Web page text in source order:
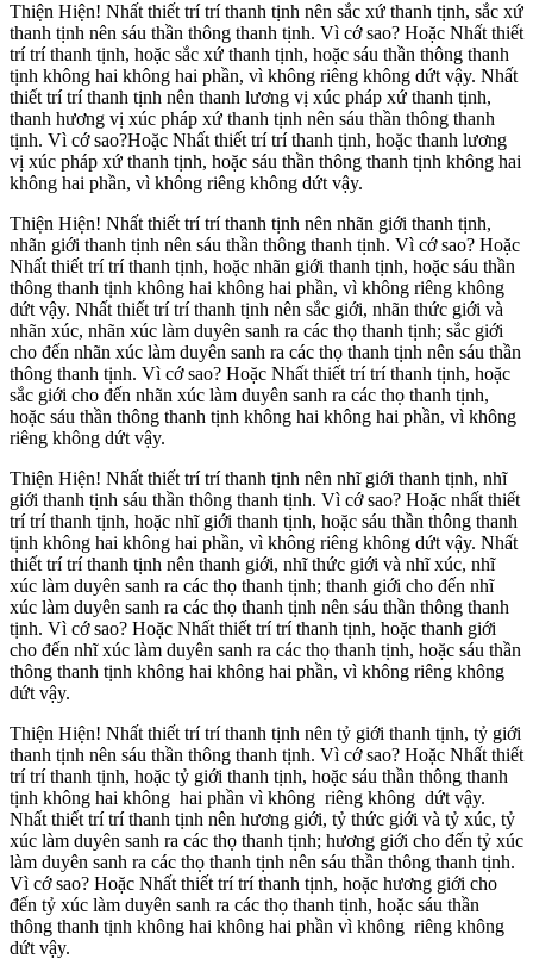
Thiện Hiện! Nhất thiết trí trí thanh tịnh nên sắc xứ thanh tịnh, sắc xứ
thanh tịnh nên sáu thần thông thanh tịnh. Vì cớ sao? Hoặc Nhất thiết
trí trí thanh tịnh, hoặc sắc xứ thanh tịnh, hoặc sáu thần thông thanh
tịnh không hai không hai phần, vì không riêng không dứt vậy. Nhất
thiết trí trí thanh tịnh nên thanh lương vị xúc pháp xứ thanh tịnh,
thanh hương vị xúc pháp xứ thanh tịnh nên sáu thần thông thanh
tịnh. Vì cớ sao?Hoặc Nhất thiết trí trí thanh tịnh, hoặc thanh lương
vị xúc pháp xứ thanh tịnh, hoặc sáu thần thông thanh tịnh không hai
không hai phần, vì không riêng không dứt vậy.
Thiện Hiện! Nhất thiết trí trí thanh tịnh nên nhãn giới thanh tịnh,
nhãn giới thanh tịnh nên sáu thần thông thanh tịnh. Vì cớ sao? Hoặc
Nhất thiết trí trí thanh tịnh, hoặc nhãn giới thanh tịnh, hoặc sáu thần
thông thanh tịnh không hai không hai phần, vì không riêng không
dứt vậy. Nhất thiết trí trí thanh tịnh nên sắc giới, nhãn thức giới và
nhãn xúc, nhãn xúc làm duyên sanh ra các thọ thanh tịnh; sắc giới
cho đến nhãn xúc làm duyên sanh ra các thọ thanh tịnh nên sáu thần
thông thanh tịnh. Vì cớ sao? Hoặc Nhất thiết trí trí thanh tịnh, hoặc
sắc giới cho đến nhãn xúc làm duyên sanh ra các thọ thanh tịnh,
hoặc sáu thần thông thanh tịnh không hai không hai phần, vì không
riêng không dứt vậy.
Thiện Hiện! Nhất thiết trí trí thanh tịnh nên nhĩ giới thanh tịnh, nhĩ
giới thanh tịnh sáu thần thông thanh tịnh. Vì cớ sao? Hoặc nhất thiết
trí trí thanh tịnh, hoặc nhĩ giới thanh tịnh, hoặc sáu thần thông thanh
tịnh không hai không hai phần, vì không riêng không dứt vậy. Nhất
thiết trí trí thanh tịnh nên thanh giới, nhĩ thức giới và nhĩ xúc, nhĩ
xúc làm duyên sanh ra các thọ thanh tịnh; thanh giới cho đến nhĩ
xúc làm duyên sanh ra các thọ thanh tịnh nên sáu thần thông thanh
tịnh. Vì cớ sao? Hoặc Nhất thiết trí trí thanh tịnh, hoặc thanh giới
cho đến nhĩ xúc làm duyên sanh ra các thọ thanh tịnh, hoặc sáu thần
thông thanh tịnh không hai không hai phần, vì không riêng không
dứt vậy.
Thiện Hiện! Nhất thiết trí trí thanh tịnh nên tỷ giới thanh tịnh, tỷ giới
thanh tịnh nên sáu thần thông thanh tịnh. Vì cớ sao? Hoặc Nhất thiết
trí trí thanh tịnh, hoặc tỷ giới thanh tịnh, hoặc sáu thần thông thanh
tịnh không hai không hai phần vì không riêng không dứt vậy.
Nhất thiết trí trí thanh tịnh nên hương giới, tỷ thức giới và tỷ xúc, tỷ
xúc làm duyên sanh ra các thọ thanh tịnh; hương giới cho đến tỷ xúc
làm duyên sanh ra các thọ thanh tịnh nên sáu thần thông thanh tịnh.
Vì cớ sao? Hoặc Nhất thiết trí trí thanh tịnh, hoặc hương giới cho
đến tỷ xúc làm duyên sanh ra các thọ thanh tịnh, hoặc sáu thần
thông thanh tịnh không hai không hai phần vì không riêng không
dứt vậy.